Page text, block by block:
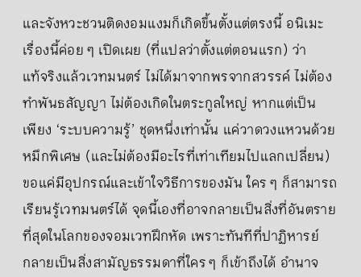
และจังหวะชวนติดงอมแงมก็เกิดขึ้นตั้งแต่ตรงนี้ อนิเมะ
เรื่องนี้ค่อย ๆ เปิดเผย (ที่แปลว่าตั้งแต่ตอนแรก) ว่า
แท้จริงแล้วเวทมนตร์ ไม่ได้มาจากพรจากสวรรค์ ไม่ต้อง
ทำพันธสัญญา ไม่ต้องเกิดในตระกูลใหญ่ หากแต่เป็น
เพียง ‘ระบบความรู้’ ชุดหนึ่งเท่านั้น แค่วาดวงแหวนด้วย
หมึกพิเศษ (และไม่ต้องมีอะไรที่เท่าเทียมไปแลกเปลี่ยน)
ขอแค่มีอุปกรณ์และเข้าใจวิธีการของมัน ใคร ๆ ก็สามารถ
เรียนรู้เวทมนตร์ได้ จุดนี้เองที่อาจกลายเป็นสิ่งที่อันตราย
ที่สุดในโลกของจอมเวทฝึกหัด เพราะทันทีที่ปาฏิหารย์
กลายเป็นสิ่งสามัญธรรมดาที่ใคร ๆ ก็เข้าถึงได้ อำนาจ